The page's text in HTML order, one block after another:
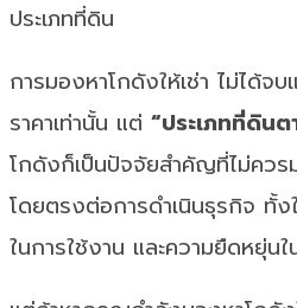
ประเภทที่ดิน
การมองหาโกดังให้เช่า ไม่ได้จ
ราคาเท่านั้น แต่ “ประเภทที่ดิน
โกดังก็เป็นปัจจัยสำคัญที่ไม่ควร
โดยตรงต่อการดำเนินธุรกิจ ทั้
ในการใช้งาน และความยืดหยุ่น